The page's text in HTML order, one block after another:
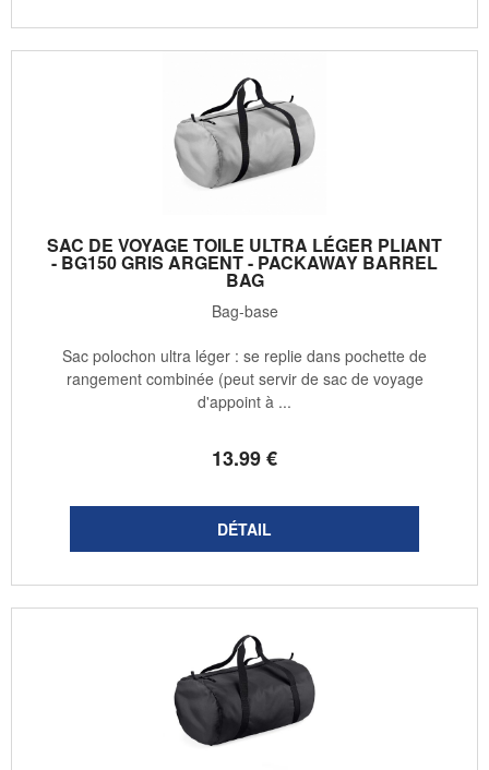
SAC DE VOYAGE TOILE ULTRA LÉGER PLIANT
- BG150 GRIS ARGENT - PACKAWAY BARREL
BAG
Bag-base
13.99€
Sac polochon ultra léger : se replie dans pochette de
rangement combinée (peut servir de sac de voyage
d'appoint à ...